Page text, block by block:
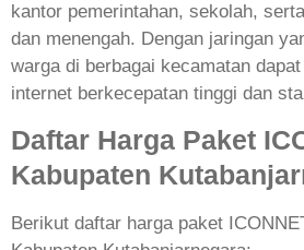
kantor pemerintahan, sekolah,
dan menengah. Dengan jaringan
warga di berbagai kecamatan
internet berkecepatan tinggi dan
Daftar Harga Paket
Kabupaten
Berikut daftar harga paket